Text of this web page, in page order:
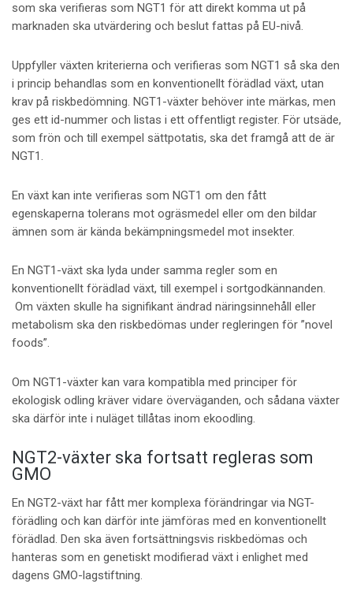
som ska verifieras som NGT1 för att direkt komma ut på
marknaden ska utvärdering och beslut fattas på EU-nivå.
Uppfyller växten kriterierna och verifieras som NGT1 så ska den
i princip behandlas som en konventionellt förädlad växt, utan
krav på riskbedömning. NGT1-växter behöver inte märkas, men
ges ett id-nummer och listas i ett offentligt register. För utsäde,
som frön och till exempel sättpotatis, ska det framgå att de är
NGT1.
En växt kan inte verifieras som NGT1 om den fått
egenskaperna tolerans mot ogräsmedel eller om den bildar
ämnen som är kända bekämpningsmedel mot insekter.
En NGT1-växt ska lyda under samma regler som en
konventionellt förädlad växt, till exempel i sortgodkännanden.
Om växten skulle ha signifikant ändrad näringsinnehåll eller
metabolism ska den riskbedömas under regleringen för ”novel
foods”.
Om NGT1-växter kan vara kompatibla med principer för
ekologisk odling kräver vidare överväganden, och sådana växter
ska därför inte i nuläget tillåtas inom ekoodling.
NGT2-växter ska fortsatt regleras som
GMO
En NGT2-växt har fått mer komplexa förändringar via NGT-
förädling och kan därför inte jämföras med en konventionellt
förädlad. Den ska även fortsättningsvis riskbedömas och
hanteras som en genetiskt modifierad växt i enlighet med
dagens GMO-lagstiftning.